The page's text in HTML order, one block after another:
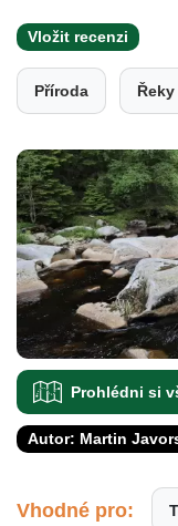
Vložit recenzi
Příroda Řeky
Prohlédni si
Autor: Martin
Vhodné pro: